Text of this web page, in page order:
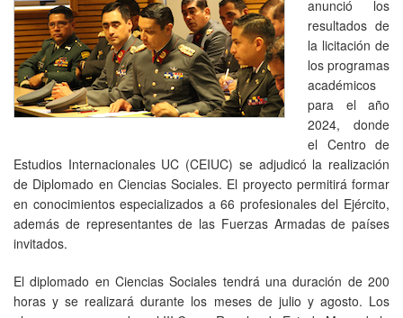
anunció los
resultados de
la licitación de
los programas
académicos
para el año
2024, donde
el Centro de
Estudios Internacionales UC (CEIUC) se adjudicó la realización
de Diplomado en Ciencias Sociales. El proyecto permitirá formar
en conocimientos especializados a 66 profesionales del Ejército,
además de representantes de las Fuerzas Armadas de países
invitados.
El diplomado en Ciencias Sociales tendrá una duración de 200
horas y se realizará durante los meses de julio y agosto. Los